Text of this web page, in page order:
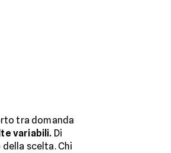
tra domanda
variabili. Di
della scelta. Chi